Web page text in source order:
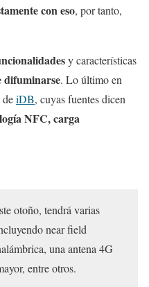
con eso, por tanto,
y características
difuminarse. Lo último en
deiDB, cuyas fuentes dicen
NFC, carga
otoño, tendrá varias
near field
una antena 4G
entre otros.